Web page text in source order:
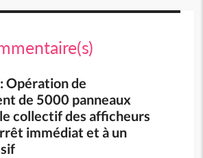
Opération de
de 5000 panneaux
collectif des afficheurs
immédiat et à un